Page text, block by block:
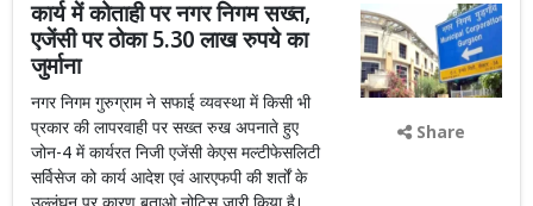
कार्य में कोताही पर नगर निगम सख्त,
एजेंसी पर ठोका 5.30 लाख रुपये का
जुर्माना
नगर निगम गुरुग्राम ने सफाई व्यवस्था में किसी भी
प्रकार की लापरवाही पर सख्त रुख अपनाते हुए
जोन-4 में कार्यरत निजी एजेंसी केएस मल्टीफेसलिटी
सर्विसेज को कार्य आदेश एवं आरएफपी की शर्तों के
Share